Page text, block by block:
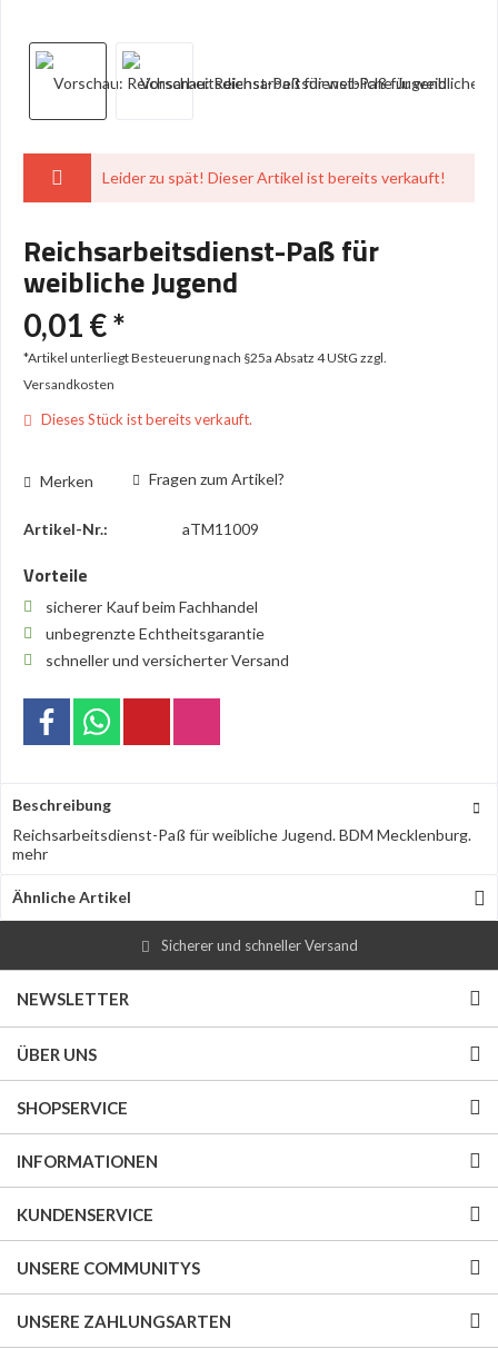
Leider zu spät! Dieser Artikel ist bereits verkauft!
Reichsarbeitsdienst-Paß für
weibliche Jugend
0,01 € *
*Artikel unterliegt Besteuerung nach §25a Absatz 4 UStG zzgl.
Versandkosten
Dieses Stück ist bereits verkauft.
Merken Fragen zum Artikel?
Artikel-Nr.: aTM11009
Vorteile
sicherer Kauf beim Fachhandel
unbegrenzte Echtheitsgarantie
schneller und versicherter Versand
Beschreibung
Reichsarbeitsdienst-Paß für weibliche Jugend. BDM Mecklenburg.
mehr
Ähnliche Artikel
Sicherer und schneller Versand
NEWSLETTER
ÜBER UNS
SHOPSERVICE
INFORMATIONEN
KUNDENSERVICE
UNSERE COMMUNITYS
UNSERE ZAHLUNGSARTEN